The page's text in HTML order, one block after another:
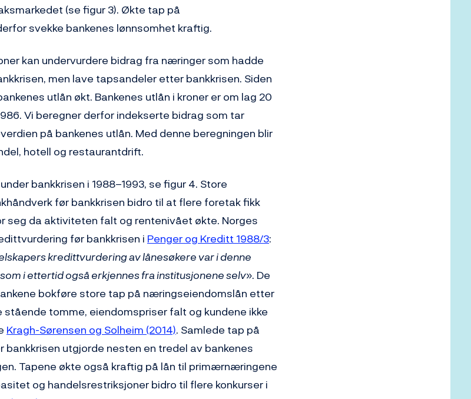
(se figur 3). Økte tap på
svekke bankenes lønnsomhet kraftig.
kan undervurdere bidrag fra næringer som hadde
men lave tapsandeler etter bankkrisen. Siden
utlån økt. Bankenes utlån i kroner er om lag 20
Vi beregner derfor indekserte bidrag som tar
på bankenes utlån. Med denne beregningen blir
hotell og restaurantdrift.
bankkrisen i 1988–1993, se figur 4. Store
før bankkrisen bidro til at flere foretak fikk
seg da aktiviteten falt og rentenivået økte. Norges
før bankkrisen i Penger og Kreditt 1988/3:
kredittvurdering av lånesøkere var i denne
i ettertid også erkjennes fra institusjonene selv». De
bokføre store tap på næringseiendomslån etter
tomme, eiendomspriser falt og kundene ikke
Kragh-Sørensen og Solheim (2014). Samlede tap på
utgjorde nesten en tredel av bankenes
Tapene økte også kraftig på lån til primærnæringene
og handelsrestriksjoner bidro til flere konkurser i